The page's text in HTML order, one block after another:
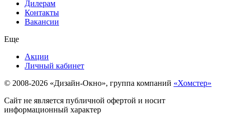
Дилерам
Контакты
Вакансии
Еще
Акции
Личный кабинет
© 2008-2026 «Дизайн-Окно», группа компаний «Хомстер»
Сайт не является публичной офертой и носит
информационный характер